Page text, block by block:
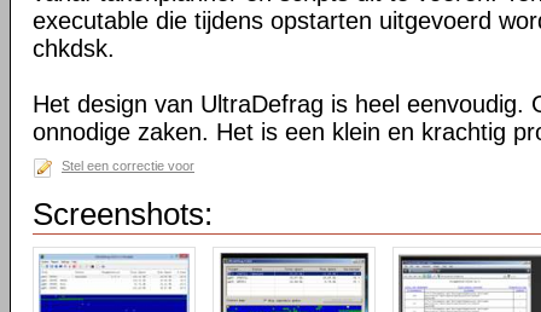
executable die tijdens opstarten uitgevoerd
chkdsk.
Het design van UltraDefrag is heel eenvoudig.
onnodige zaken. Het is een klein en krachtig
Stel een correctie voor
Screenshots: